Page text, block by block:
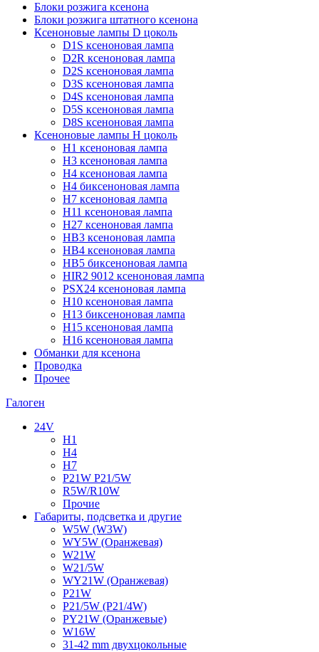
Блоки розжига ксенона
Блоки розжига штатного ксенона
Ксеноновые лампы D цоколь
D1S ксеноновая лампа
D2R ксеноновая лампа
D2S ксеноновая лампа
D3S ксеноновая лампа
D4S ксеноновая лампа
D5S ксеноновая лампа
D8S ксеноновая лампа
Ксеноновые лампы Н цоколь
H1 ксеноновая лампа
H3 ксеноновая лампа
H4 ксеноновая лампа
H4 биксеноновая лампа
H7 ксеноновая лампа
H11 ксеноновая лампа
H27 ксеноновая лампа
HB3 ксеноновая лампа
HB4 ксеноновая лампа
HB5 биксеноновая лампа
HIR2 9012 ксеноновая лампа
PSX24 ксеноновая лампа
H10 ксеноновая лампа
H13 биксеноновая лампа
H15 ксеноновая лампа
H16 ксеноновая лампа
Обманки для ксенона
Проводка
Прочее
Галоген
24V
H1
H4
H7
P21W P21/5W
R5W/R10W
Прочие
Габариты, подсветка и другие
W5W (W3W)
WY5W (Оранжевая)
W21W
W21/5W
WY21W (Оранжевая)
P21W
P21/5W (P21/4W)
PY21W (Оранжевые)
W16W
31-42 mm двухцокольные